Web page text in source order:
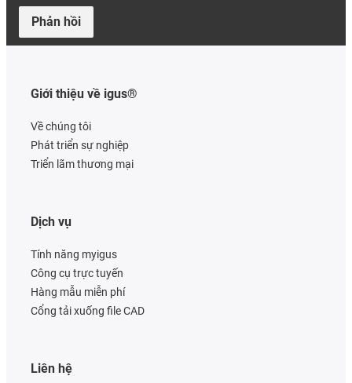
Phản hồi
Giới thiệu về igus®
Về chúng tôi
Phát triển sự nghiệp
Triển lãm thương mại
Dịch vụ
Tính năng myigus
Công cụ trực tuyến
Hàng mẫu miễn phí
Cổng tải xuống file CAD
Liên hệ